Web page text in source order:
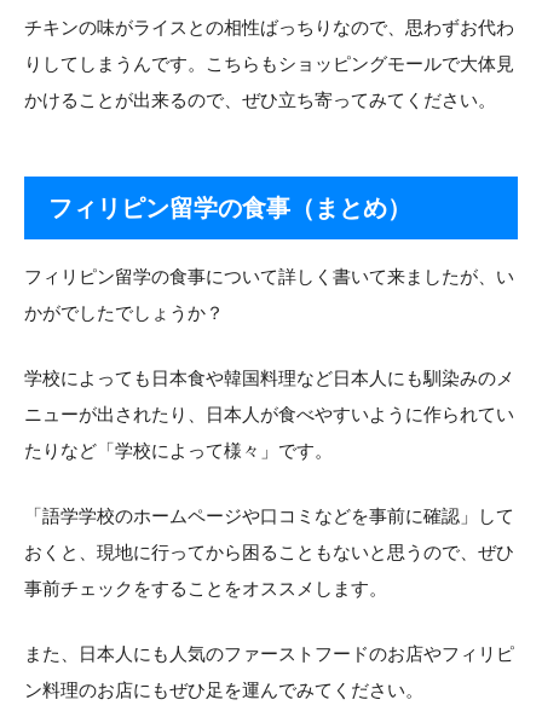
チキンの味がライスとの相性ばっちりなので、思わずお代わ
りしてしまうんです。こちらもショッピングモールで大体見
かけることが出来るので、ぜひ立ち寄ってみてください。
フィリピン留学の食事（まとめ）
フィリピン留学の食事について詳しく書いて来ましたが、い
かがでしたでしょうか？
学校によっても日本食や韓国料理など日本人にも馴染みのメ
ニューが出されたり、日本人が食べやすいように作られてい
たりなど「学校によって様々」です。
「語学学校のホームページや口コミなどを事前に確認」して
おくと、現地に行ってから困ることもないと思うので、ぜひ
事前チェックをすることをオススメします。
また、日本人にも人気のファーストフードのお店やフィリピ
ン料理のお店にもぜひ足を運んでみてください。